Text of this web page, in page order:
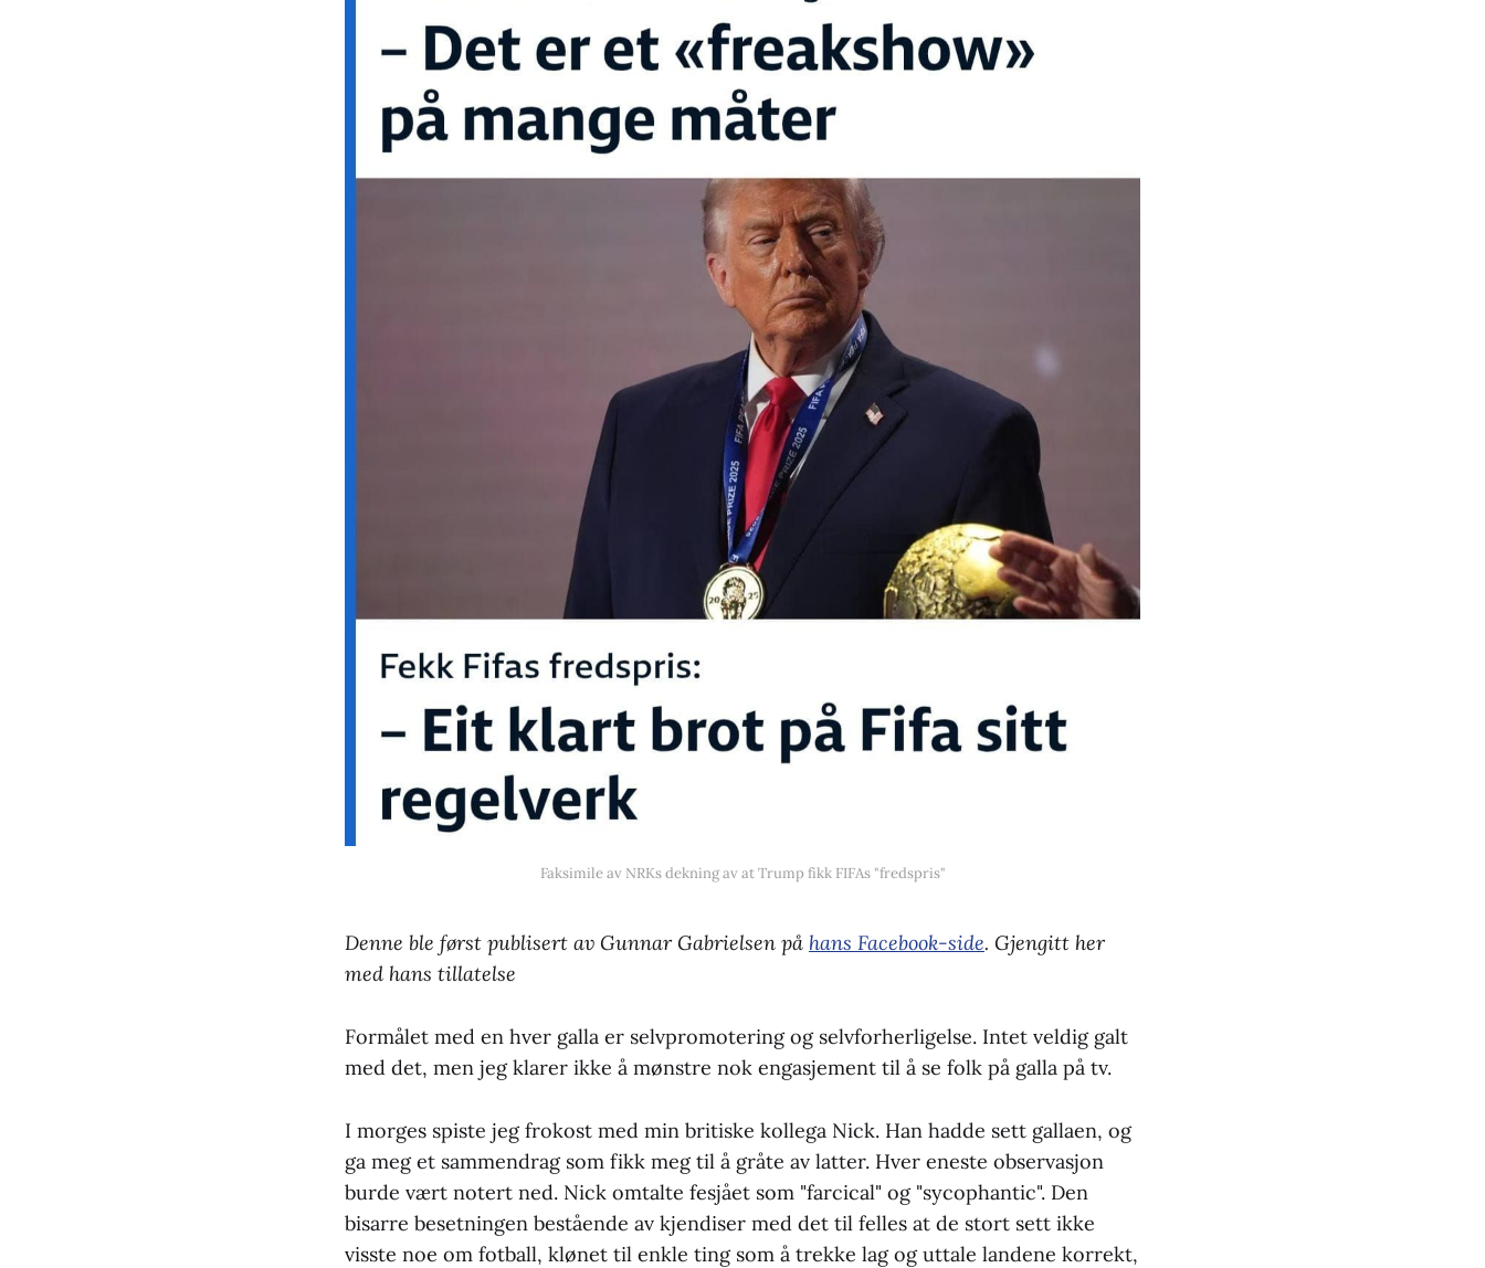
Faksimile av NRKs dekning av at Trump fikk FIFAs "fredspris"
Denne ble først publisert av Gunnar Gabrielsen på hans Facebook-side. Gjengitt her
med hans tillatelse
Formålet med en hver galla er selvpromotering og selvforherligelse. Intet veldig galt
med det, men jeg klarer ikke å mønstre nok engasjement til å se folk på galla på tv.
I morges spiste jeg frokost med min britiske kollega Nick. Han hadde sett gallaen, og
ga meg et sammendrag som fikk meg til å gråte av latter. Hver eneste observasjon
burde vært notert ned. Nick omtalte fesjået som "farcical" og "sycophantic". Den
bisarre besetningen bestående av kjendiser med det til felles at de stort sett ikke
visste noe om fotball, klønet til enkle ting som å trekke lag og uttale landene korrekt,